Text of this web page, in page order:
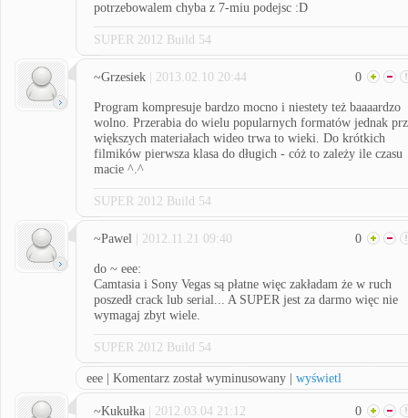
potrzebowalem chyba z 7-miu podejsc :D
SUPER 2012 Build 54
~Grzesiek | 2013.02.10 20:44 0
Program kompresuje bardzo mocno i niestety też baaaardzo
wolno. Przerabia do wielu popularnych formatów jednak
większych materiałach wideo trwa to wieki. Do krótkich
filmików pierwsza klasa do długich - cóż to zależy ile czasu
macie ^.^
SUPER 2012 Build 54
~Pawel | 2012.11.21 09:40 0
do ~ eee:
Camtasia i Sony Vegas są płatne więc zakładam że w ruch
poszedł crack lub serial... A SUPER jest za darmo więc nie
wymagaj zbyt wiele.
SUPER 2012 Build 54
eee | Komentarz został wyminusowany | wyświetl
~Kukułka | 2012.03.04 21:12 0